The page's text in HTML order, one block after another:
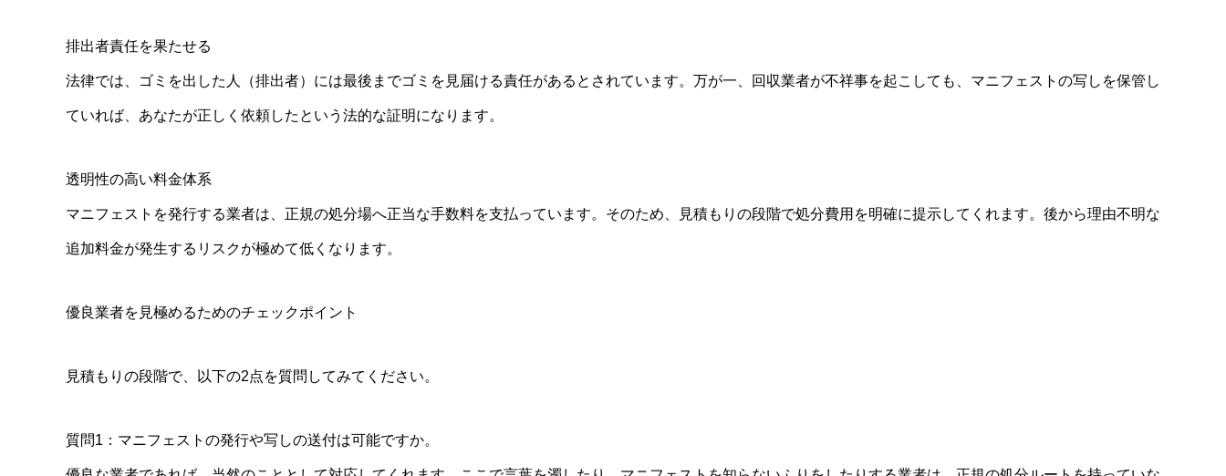
排出者責任を果たせる
法律では、ゴミを出した人（排出者）には最後までゴミを見届ける責任があるとされています。万が一、回収業者が不祥事を起こしても、マニフェストの写しを保管し
ていれば、あなたが正しく依頼したという法的な証明になります。
透明性の高い料金体系
マニフェストを発行する業者は、正規の処分場へ正当な手数料を支払っています。そのため、見積もりの段階で処分費用を明確に提示してくれます。後から理由不明な
追加料金が発生するリスクが極めて低くなります。
優良業者を見極めるためのチェックポイント
見積もりの段階で、以下の2点を質問してみてください。
質問1：マニフェストの発行や写しの送付は可能ですか。